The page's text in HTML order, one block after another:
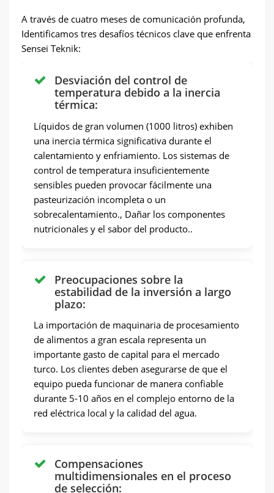
A través de cuatro meses de comunicación profunda,
Identificamos tres desafíos técnicos clave que enfrenta
Sensei Teknik:
Desviación del control de
temperatura debido a la inercia
térmica:
Líquidos de gran volumen (1000 litros) exhiben
una inercia térmica significativa durante el
calentamiento y enfriamiento. Los sistemas de
control de temperatura insuficientemente
sensibles pueden provocar fácilmente una
pasteurización incompleta o un
sobrecalentamiento., Dañar los componentes
nutricionales y el sabor del producto..
Preocupaciones sobre la
estabilidad de la inversión a largo
plazo:
La importación de maquinaria de procesamiento
de alimentos a gran escala representa un
importante gasto de capital para el mercado
turco. Los clientes deben asegurarse de que el
equipo pueda funcionar de manera confiable
durante 5-10 años en el complejo entorno de la
red eléctrica local y la calidad del agua.
Compensaciones
multidimensionales en el proceso
de selección: